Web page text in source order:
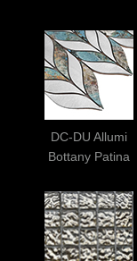
DC-DU Allumi
Bottany Patina